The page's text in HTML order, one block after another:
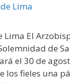
Lima El
de
el 30 de
los fieles una